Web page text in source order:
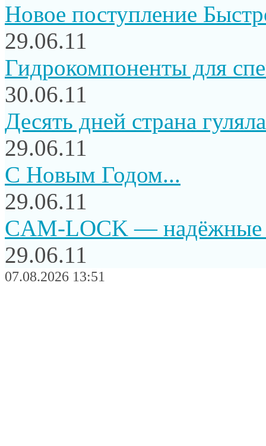
Новое поступление
29.06.11
Гидрокомпоненты для
30.06.11
Десять дней страна
29.06.11
C Новым Годом...
29.06.11
CAM-LOCK — надёжные
29.06.11
07.08.2026 13:51